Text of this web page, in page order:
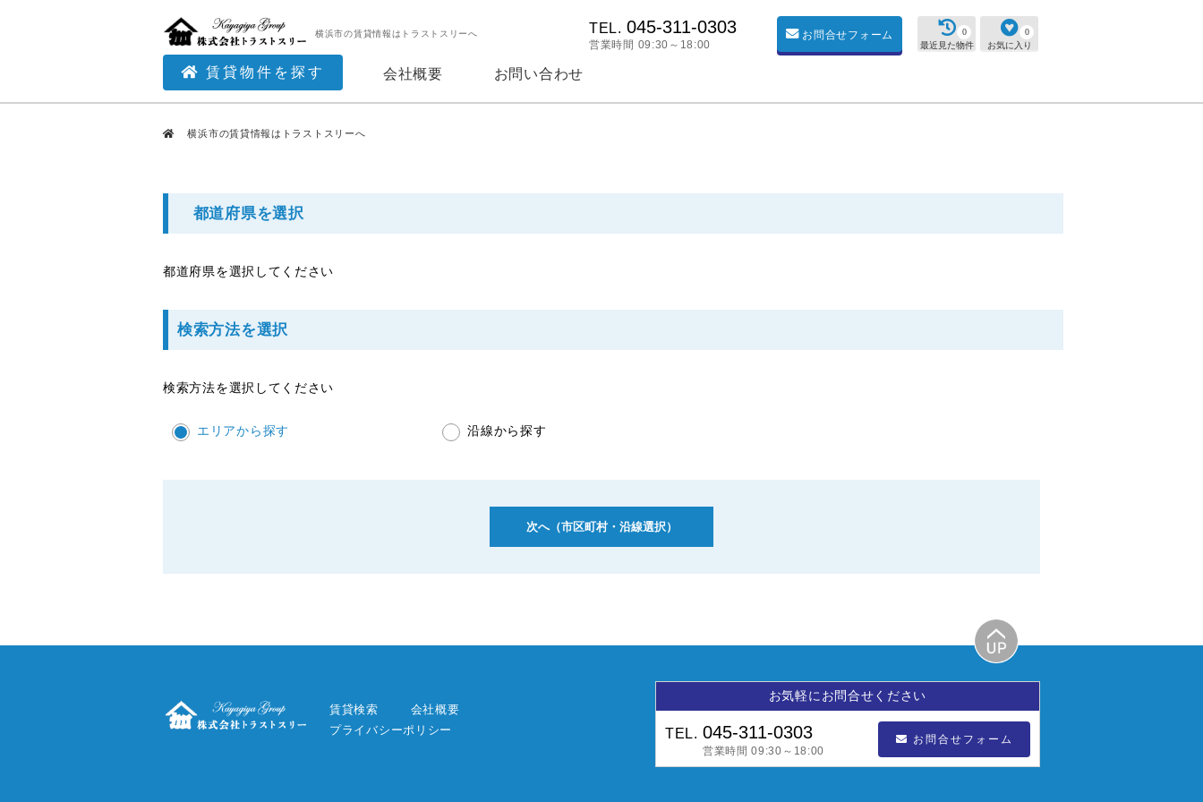
横浜市の賃貸情報はトラストスリーへ
お気に入り
0
最近見た物件
0
お問合せフォーム
TEL. 045-311-0303
営業時間 09:30～18:00
賃貸物件を探す 会社概要 お問い合わせ
横浜市の賃貸情報はトラストスリーへ
都道府県を選択
都道府県を選択してください
検索方法を選択
検索方法を選択してください
エリアから探す 沿線から探す
賃貸検索
会社概要
プライバシーポリシー
お気軽にお問合せください
TEL. 045-311-0303
営業時間 09:30～18:00
お問合せフォーム